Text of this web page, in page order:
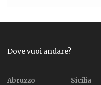
Dove vuoi andare?
Abruzzo
Sicilia